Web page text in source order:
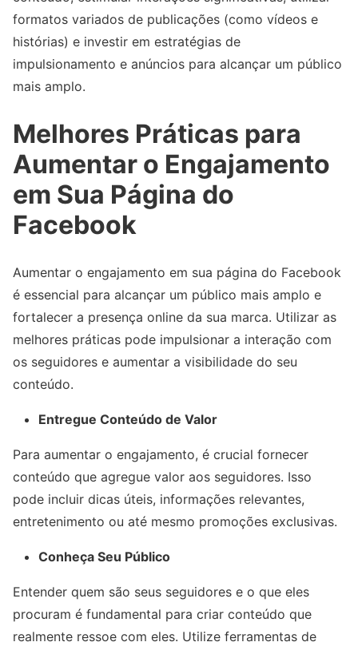
formatos variados de publicações (como vídeos e
histórias) e investir em estratégias de
impulsionamento e anúncios para alcançar um público
mais amplo.
Melhores Práticas para
Aumentar o Engajamento
em Sua Página do
Facebook
Aumentar o engajamento em sua página do Facebook
é essencial para alcançar um público mais amplo e
fortalecer a presença online da sua marca. Utilizar as
melhores práticas pode impulsionar a interação com
os seguidores e aumentar a visibilidade do seu
conteúdo.
Entregue Conteúdo de Valor
Para aumentar o engajamento, é crucial fornecer
conteúdo que agregue valor aos seguidores. Isso
pode incluir dicas úteis, informações relevantes,
entretenimento ou até mesmo promoções exclusivas.
Conheça Seu Público
Entender quem são seus seguidores e o que eles
procuram é fundamental para criar conteúdo que
realmente ressoe com eles. Utilize ferramentas de